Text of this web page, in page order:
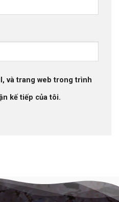
và trang web trong trình
kế tiếp của tôi.